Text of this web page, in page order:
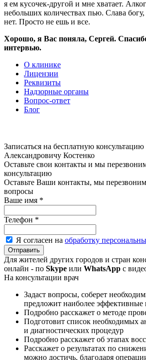
я ем кусочек-другой и мне хватает.
небольших количествах пью. Слава
нет. Просто не ешь и все.
Хорошо, я Вас поняла, Сергей.
интервью.
О клинике
Лицензии
Реквизиты
Надзорные органы
Вопрос-ответ
Блог
Записаться на бесплатную
Александровичу Костенко
Оставьте свои контакты и мы
консультацию
Оставьте Ваши контакты, мы
вопросы
Ваше имя *
Телефон *
Я согласен на обработку
Для жителей других городов и стран
онлайн - по Skype или WhatsApp с
На консультации врач
Задаст вопросы, соберет
предложит наиболее эффективные
Подробно расскажет о методе
Подготовит список необходимых
и диагностических процедур
Подробно расскажет об этапах
Расскажет о результатах по
можно достичь, благодаря